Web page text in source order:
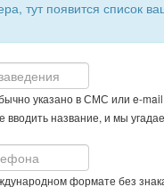
указано в СМС или e-
Начните вводить название, и мы
формате без